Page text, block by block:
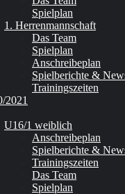
Spielplan
1. Herrenmannschaft
Das Team
Spielplan
Anschreibeplan
Spielberichte &
Trainingszeiten
2021
U16/1 weiblich
Anschreibeplan
Spielberichte &
Trainingszeiten
Das Team
Spielplan